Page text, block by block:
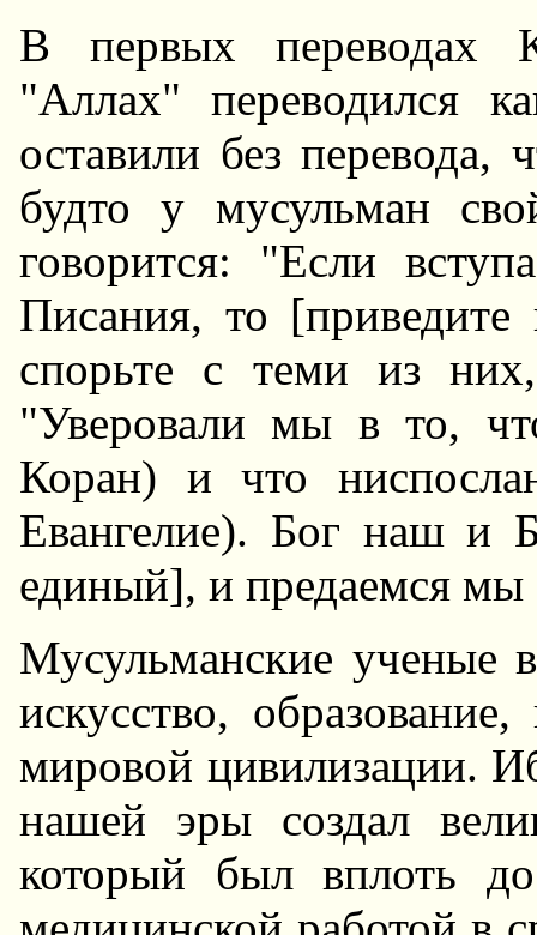
В первых переводах
"Аллах" переводился
оставили без перевода,
будто у мусульман
говорится: "Если
Писания, то
спорьте с теми из них,
"Уверовали мы в то,
Коран) и что
Евангелие). Бог наш и
единый], и предаемся
Мусульманские ученые
искусство,
мировой цивилизации.
нашей эры создал
который был вплоть